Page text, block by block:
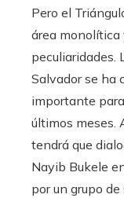
Pero el
área monolítica
peculiaridades.
Salvador se ha
importante
últimos meses.
tendrá que
Nayib Bukele
por un grupo